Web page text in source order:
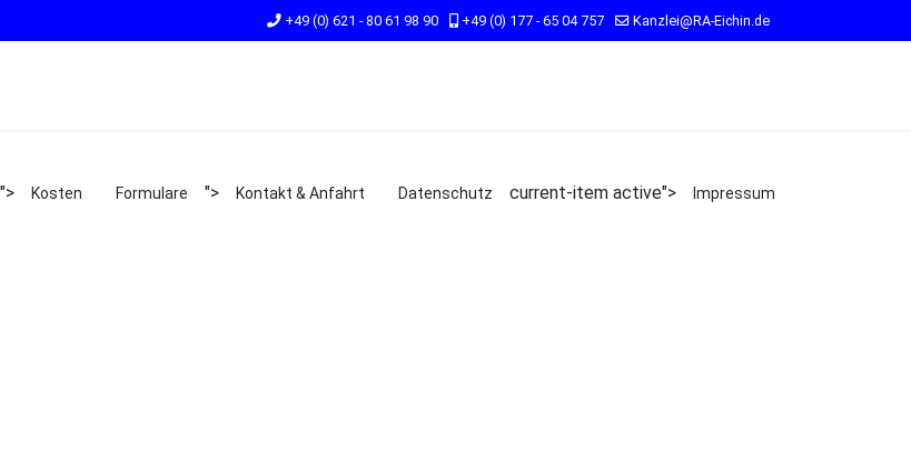
+49 (0) 621 - 80 61 98 90 +49 (0) 177 - 65 04 757 Kanzlei@RA-Eichin.de
"> Kosten Formulare "> Kontakt & Anfahrt Datenschutz current-item active"> Impressum